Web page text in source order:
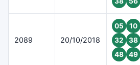
2089 20/10/2018
05
10
32
38
48
49